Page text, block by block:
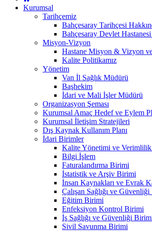
Kurumsal
Tarihçemiz
Bahçesaray Tarihçesi
Bahçesaray Devlet
Misyon-Vizyon
Hastane Misyon & Vizyon
Kalite Politikamız
Yönetim
Van İl Sağlık Müdürü
Başhekim
İdari ve Mali İşler Müdürü
Organizasyon Şeması
Kurumsal Amaç Hedef ve Eylem
Kurumsal İletişim Stratejileri
Dış Kaynak Kullanım Planı
İdari Birimler
Kalite Yönetimi ve
Bilgi İşlem
Faturalandırma Birimi
İstatistik ve Arşiv Birimi
İnsan Kaynakları ve Evrak
Çalışan Sağlığı ve
Eğitim Birimi
Enfeksiyon Kontrol Birimi
İş Sağlığı ve Güvenliği
Sivil Savunma Birimi